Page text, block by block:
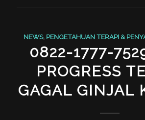
NEWS, PENGETAHUAN TERAPI &
0822-1777-
PROGRESS
GAGAL GINJAL